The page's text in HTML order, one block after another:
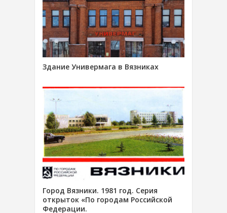
Здание Универмага в Вязниках
Город Вязники. 1981 год. Серия
открыток «По городам Российской
Федерации.